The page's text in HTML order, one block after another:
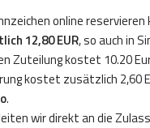
online
12,80 EUR, so auch in
Zuteilung kostet 10.20
kostet zusätzlich 2,60
.
wir direkt an die